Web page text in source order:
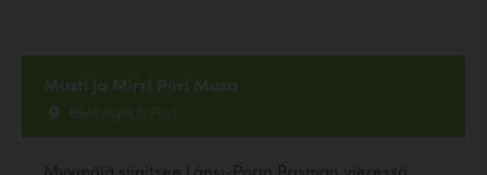
Musti ja Mirri Pori Musa
Eteläväylä 5, Pori
Myymälä sijaitsee Länsi-Porin Prisman vieressä.